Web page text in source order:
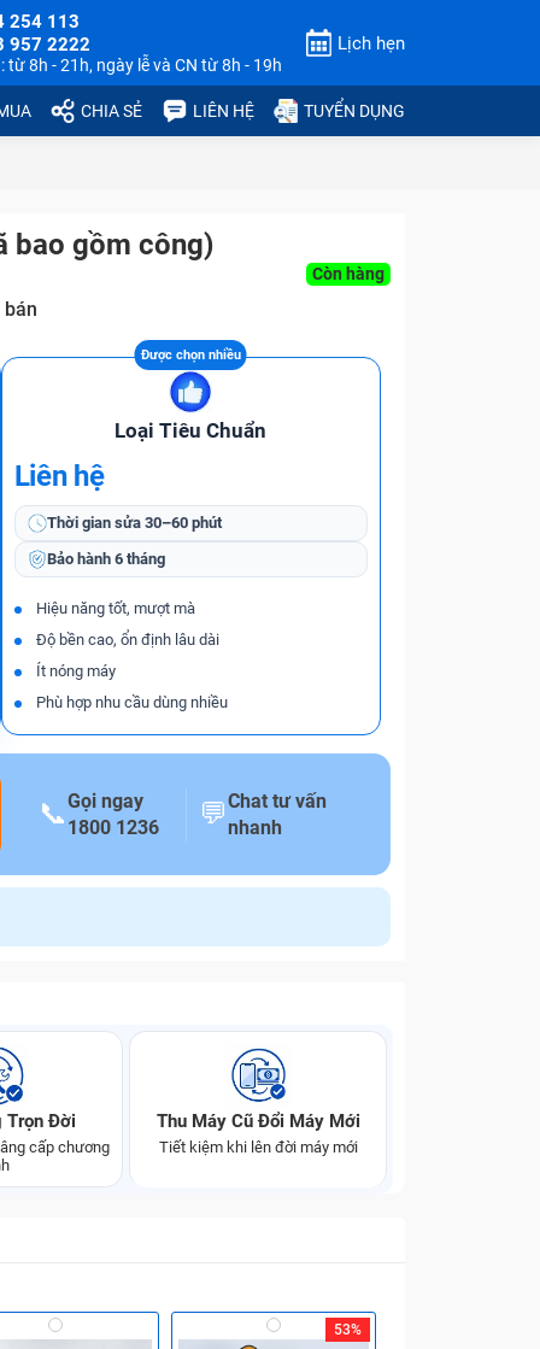
254 113
957 2222
từ 8h - 21h, ngày lễ và CN từ 8h - 19h
Lịch hẹn
CHIA SẺ LIÊN HỆ TUYỂN DỤNG
bao gồm công)
Còn hàng
Loại Tiêu Chuẩn
Liên hệ
Thời gian sửa 30–60 phút
Bảo hành 6 tháng
Hiệu năng tốt, mượt mà
Độ bền cao, ổn định lâu dài
Ít nóng máy
Phù hợp nhu cầu dùng nhiều
📞Gọi ngay
1800 1236
💬Chat tư vấn
nhanh
Trọn Đời
cấp chương
Thu Máy Cũ Đổi Máy Mới
Tiết kiệm khi lên đời máy mới
53%